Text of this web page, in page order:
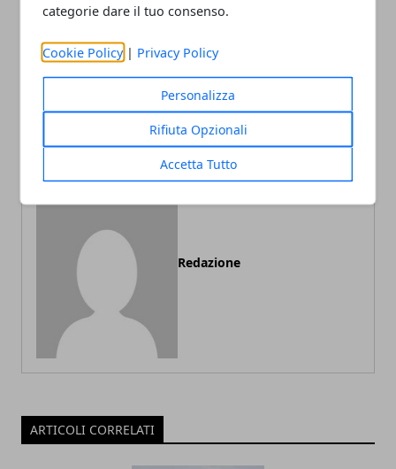
categorie dare il tuo consenso.
Cookie Policy | Privacy Policy
Personalizza
Rifiuta Opzionali
Accetta Tutto
Articolo Precedente
consumabili: come bisogna
vacanze in Salento con la
Redazione
ARTICOLI CORRELATI